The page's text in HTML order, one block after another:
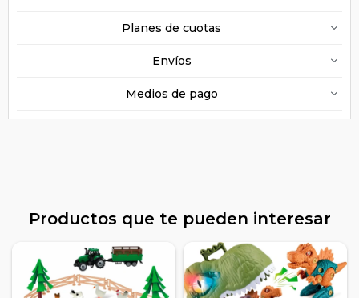
Planes de cuotas
Envíos
Medios de pago
Productos que te pueden interesar